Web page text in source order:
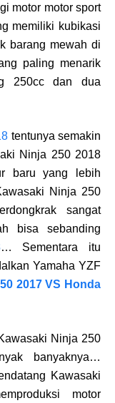
motor motor sport
memiliki kubikasi
barang mewah di
paling menarik
250cc dan dua
tentunya semakin
Ninja 250 2018
baru yang lebih
Ninja 250
sangat
bisa sebanding
… Sementara itu
Yamaha YZF
2017 VS Honda
Ninja 250
banyaknya…
Kawasaki
motor